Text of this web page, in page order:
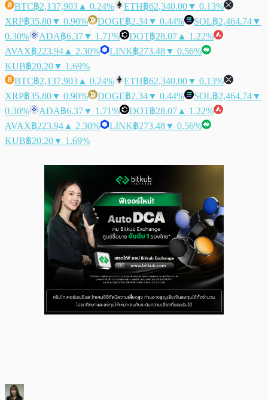
BTC฿2,137,903 ▲ 0.24% ETH฿62,340.00▼ 0.13%
XRP฿35.80▼ 0.90% DOGE฿2.34▼ 0.44% SOL฿2,464.74▼
0.30%
ADA฿6.37▼ 1.71% DOT฿28.07 ▲ 1.22%
AVAX฿223.94 ▲ 2.30% LINK฿273.48▼ 0.56%
KUB฿20.20▼ 1.69%
BTC฿2,137,903 ▲ 0.24% ETH฿62,340.00▼ 0.13%
XRP฿35.80▼ 0.90% DOGE฿2.34▼ 0.44% SOL฿2,464.74▼
0.30%
ADA฿6.37▼ 1.71% DOT฿28.07 ▲ 1.22%
AVAX฿223.94 ▲ 2.30% LINK฿273.48▼ 0.56%
KUB฿20.20▼ 1.69%